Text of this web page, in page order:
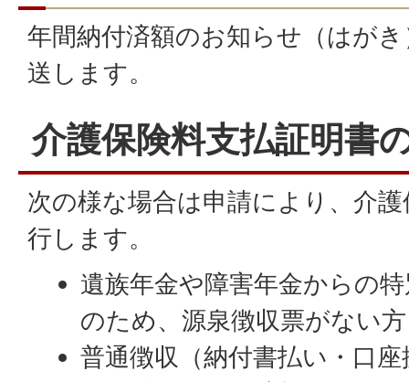
年間納付済額のお知らせ（はが
送します。
介護保険料支払証明書
次の様な場合は申請により、介
行します。
遺族年金や障害年金からの
のため、源泉徴収票がない方
普通徴収（納付書払い・口